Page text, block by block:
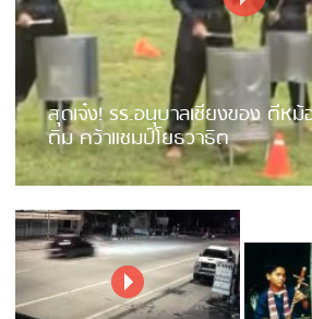
สุดเจ๋ง! รร.อนุบาลเชียงของ ตีหม้
ติม คว้าแชมป์โยธวาธิต